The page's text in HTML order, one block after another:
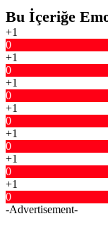
Bu İçeriğe
+1
0
+1
0
+1
0
+1
0
+1
0
+1
0
+1
0
-Advertisement-